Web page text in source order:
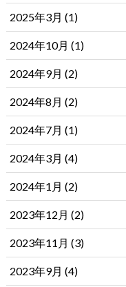
2025年3月 (1)
2024年10月 (1)
2024年9月 (2)
2024年8月 (2)
2024年7月 (1)
2024年3月 (4)
2024年1月 (2)
2023年12月 (2)
2023年11月 (3)
2023年9月 (4)